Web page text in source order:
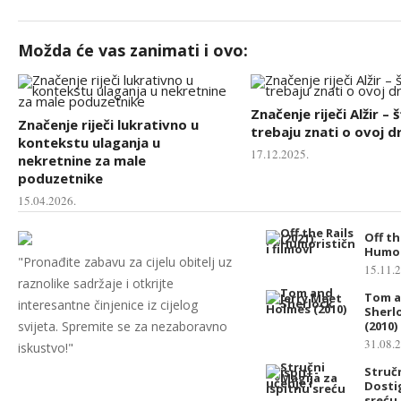
Možda će vas zanimati i ovo:
Značenje riječi lukrativno u
kontekstu ulaganja u
nekretnine za male
poduzetnike
15.04.2026.
Značenje riječi Alžir –
trebaju znati o ovoj
17.12.2025.
"Pronađite zabavu za cijelu obitelj uz
raznolike sadržaje i otkrijte
interesantne činjenice iz cijelog
svijeta. Spremite se za nezaboravno
iskustvo!"
Off
Tom
(2010)